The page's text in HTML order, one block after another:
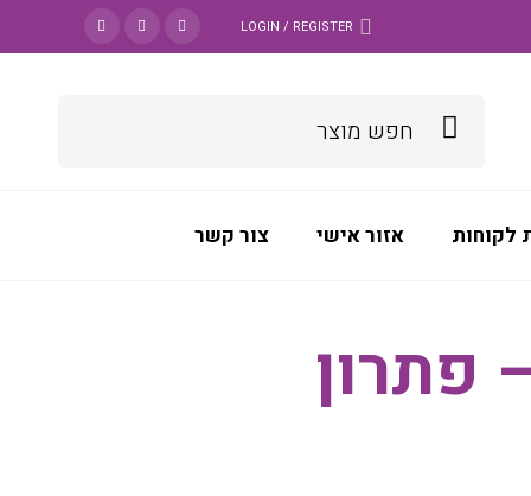
LOGIN / REGISTER
לקוחות אזור אישי צור קשר
פתרון